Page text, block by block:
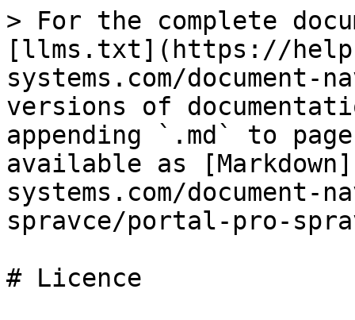
> For the complete
[llms.txt](https://
systems.com/
versions of
appending `.md` to
available as
systems.com/
spravce/portal-pro-
# Licence